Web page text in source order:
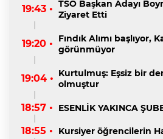
19:43 • TSO Başkan Adayı
Ziyaret Etti
19:20 •
Fındık Alımı başlıyor,
görünmüyor
19:04 • Kurtulmuş: Eşsiz bir
olmuştur
18:57 • ESENLİK YAKINCA
18:55 • Kursiyer öğrencilerin